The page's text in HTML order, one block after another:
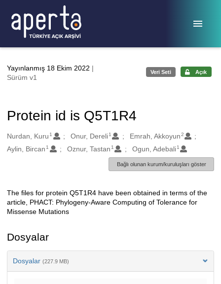
Yayınlanmış 18 Ekim 2022 |
Sürüm v1
Veri Seti Açık
Protein id is Q5T1R4
Oluşturanlar
Nurdan, Kuru 1 Onur, Dereli 1 Emrah, Akkoyun2
Aylin, Bircan 1 Oznur, Tastan 1 Ogun, Adebali 1
Bağlı olunan kurum/kuruluşları göster
Açıklama
The files for protein Q5T1R4 have been obtained in terms of the
article, PHACT: Phylogeny-Aware Computing of Tolerance for
Missense Mutations
Dosyalar
Dosyalar (227.9 MB)